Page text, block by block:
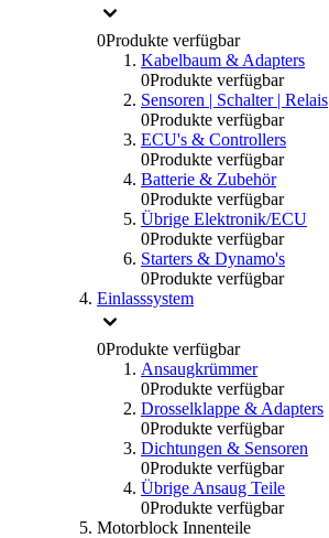
0Produkte verfügbar
Kabelbaum & Adapters
0Produkte verfügbar
Sensoren | Schalter | Relais
0Produkte verfügbar
ECU's & Controllers
0Produkte verfügbar
Batterie & Zubehör
0Produkte verfügbar
Übrige Elektronik/ECU
0Produkte verfügbar
Starters & Dynamo's
0Produkte verfügbar
Einlasssystem
0Produkte verfügbar
Ansaugkrümmer
0Produkte verfügbar
Drosselklappe & Adapters
0Produkte verfügbar
Dichtungen & Sensoren
0Produkte verfügbar
Übrige Ansaug Teile
0Produkte verfügbar
Motorblock Innenteile